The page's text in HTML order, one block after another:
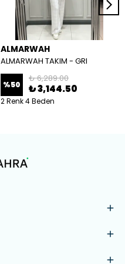
ALMARWAH
ALMARWAH TAKIM - GRI
%50
₺ 6,289.00
₺ 3,144.50
2 Renk 4 Beden